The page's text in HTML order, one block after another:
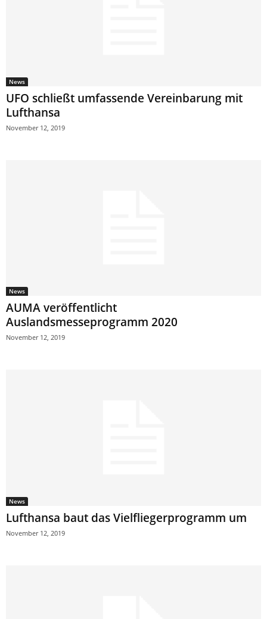
News
UFO schließt umfassende Vereinbarung mit
Lufthansa
November 12, 2019
News
AUMA veröffentlicht
Auslandsmesseprogramm 2020
November 12, 2019
News
Lufthansa baut das Vielfliegerprogramm um
November 12, 2019